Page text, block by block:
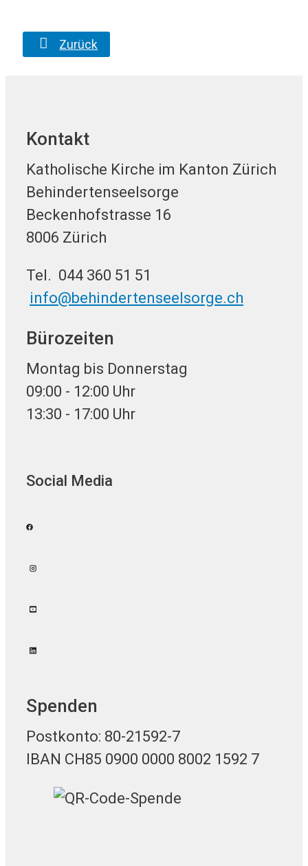
Zurück
Kontakt
Katholische Kirche im Kanton Zürich
Behindertenseelsorge
Beckenhofstrasse 16
8006 Zürich
Tel. 044 360 51 51
info@behindertenseelsorge.ch
Bürozeiten
Montag bis Donnerstag
09:00 - 12:00 Uhr
13:30 - 17:00 Uhr
Social Media
Spenden
Postkonto: 80-21592-7
IBAN CH85 0900 0000 8002 1592 7